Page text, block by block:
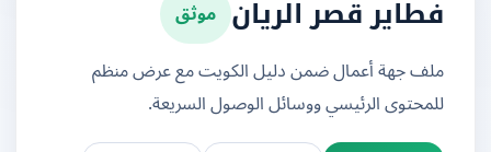
فطاير قصر الريان
موثق
ملف جهة أعمال ضمن دليل الكويت مع عرض منظم
للمحتوى الرئيسي ووسائل الوصول السريعة.